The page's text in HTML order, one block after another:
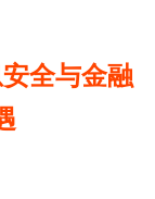
全与金融